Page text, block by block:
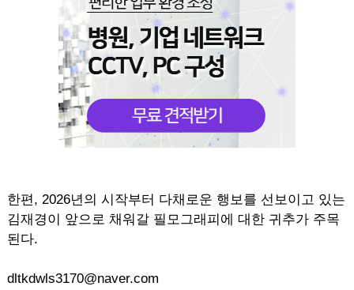
한편, 2026년의 시작부터 다채로운 행보를 선보이고 있는
김재경이 앞으로 채워갈 필모그래피에 대한 귀추가 주목
된다.
dltkdwls3170@naver.com